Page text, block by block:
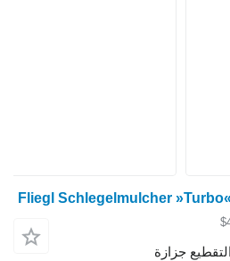
Fliegl Schlegelmulcher